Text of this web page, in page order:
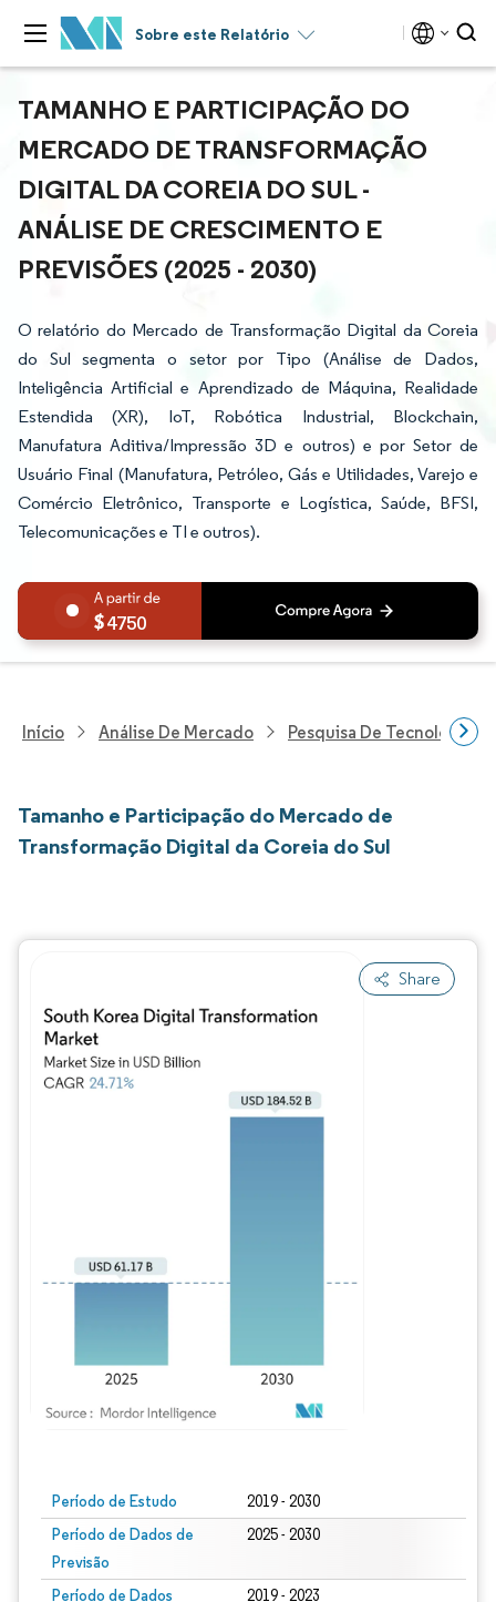
Sobre este Relatório
TAMANHO E PARTICIPAÇÃO DO
MERCADO DE TRANSFORMAÇÃO
DIGITAL DA COREIA DO SUL -
ANÁLISE DE CRESCIMENTO E
PREVISÕES (2025 - 2030)
O relatório do Mercado de Transformação Digital da Coreia
do Sul segmenta o setor por Tipo (Análise de Dados,
Inteligência Artificial e Aprendizado de Máquina, Realidade
Estendida (XR), IoT, Robótica Industrial, Blockchain,
Manufatura Aditiva/Impressão 3D e outros) e por Setor de
Usuário Final (Manufatura, Petróleo, Gás e Utilidades, Varejo e
Comércio Eletrônico, Transporte e Logística, Saúde, BFSI,
Telecomunicações e TI e outros).
4750
Início Análise De Mercado Pesquisa De Tecnologia,
Tamanho e Participação do Mercado de
Transformação Digital da Coreia do Sul
Share
Período de Estudo 2019 - 2030
Período de Dados de
Previsão
2025 - 2030
Período de Dados
2019 - 2023